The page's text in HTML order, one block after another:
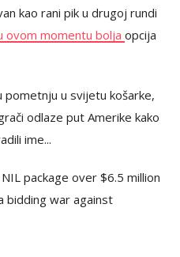
kao rani pik u drugoj rundi
ovom momentu bolja opcija
pometnju u svijetu košarke,
odlaze put Amerike kako
ime...
package over $6.5 million
bidding war against